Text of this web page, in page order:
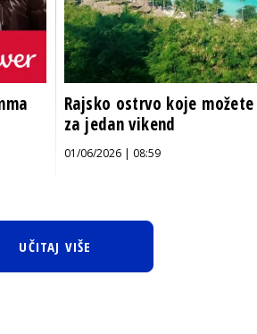
Rajsko ostrvo koje
za jedan vikend
01/06/2026 | 08:59
UČITAJ VIŠE